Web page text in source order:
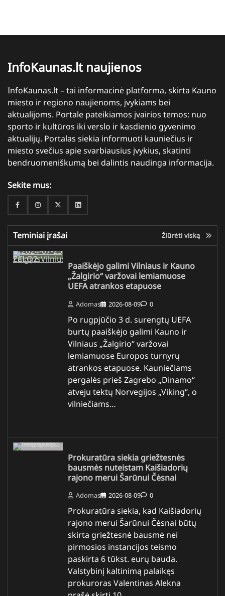
InfoKaunas.lt naujienos
InfoKaunas.lt – tai informacinė platforma, skirta Kauno
miesto ir regiono naujienoms, įvykiams bei
aktualijoms. Portale pateikiamos įvairios temos: nuo
sporto ir kultūros iki verslo ir kasdienio gyvenimo
aktualijų. Portalas siekia informuoti kauniečius ir
miesto svečius apie svarbiausius įvykius, skatinti
bendruomeniškumą bei dalintis naudinga informacija.
Sekite mus:
FacebookInstagramTwitterLinkedin
Teminiai įrašai Žiūrėti viską
Paaiškėjo galimi Vilniaus ir Kauno
„Žalgirio“ varžovai lemiamuose
UEFA atrankos etapuose
Adomas 2026-08-09 0
Po rugpjūčio 3 d. surengtų UEFA
burtų paaiškėjo galimi Kauno ir
Vilniaus „Žalgirio“ varžovai
lemiamuose Europos turnyrų
atrankos etapuose. Kauniečiams
pergalės prieš Zagrebo „Dinamo“
atveju tektų Norvegijos „Viking“, o
vilniečiams…
Prokuratūra siekia griežtesnės
bausmės nuteistam Kaišiadorių
rajono merui Šarūnui Čėsnai
Adomas 2026-08-09 0
Prokuratūra siekia, kad Kaišiadorių
rajono merui Šarūnui Čėsnai būtų
skirta griežtesnė bausmė nei
pirmosios instancijos teismo
paskirta 6 tūkst. eurų bauda.
Valstybinį kaltinimą palaikęs
prokuroras Valentinas Alekna